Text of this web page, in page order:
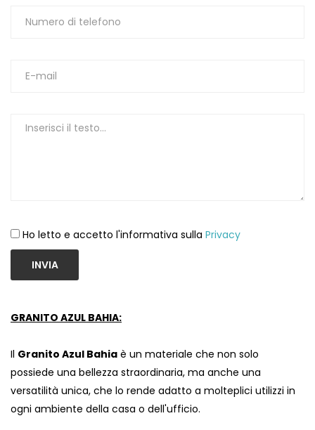
Ho letto e accetto l'informativa sulla Privacy
INVIA
GRANITO AZUL BAHIA:
Il Granito Azul Bahia è un materiale che non solo
possiede una bellezza straordinaria, ma anche una
versatilità unica, che lo rende adatto a molteplici utilizzi in
ogni ambiente della casa o dell'ufficio.